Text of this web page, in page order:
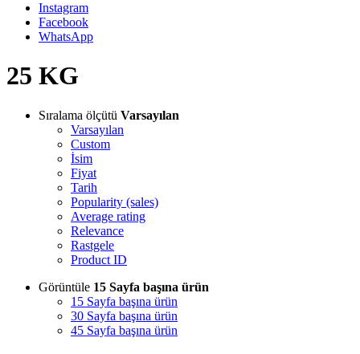
Instagram
Facebook
WhatsApp
25 KG
Sıralama ölçütü Varsayılan
Varsayılan
Custom
İsim
Fiyat
Tarih
Popularity (sales)
Average rating
Relevance
Rastgele
Product ID
Görüntüle 15 Sayfa başına ürün
15 Sayfa başına ürün
30 Sayfa başına ürün
45 Sayfa başına ürün